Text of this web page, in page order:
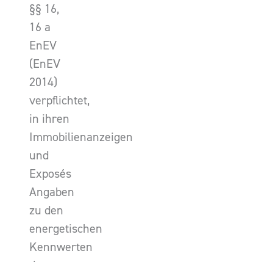
§§ 16,
16 a
EnEV
(EnEV
2014)
verpflichtet,
in ihren
Immobilienanzeigen
und
Exposés
Angaben
zu den
energetischen
Kennwerten